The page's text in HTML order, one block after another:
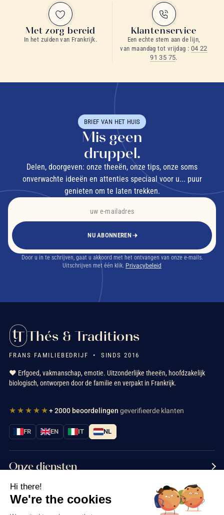
Met zorg bereid
In het zuiden van Frankrijk.
Klantenservice
Een echte stem aan de lijn,
van maandag tot vrijdag : 04 22
91 35 75.
BRIEF VAN HET HUIS
Mis geen
druppel.
Delen, doorgeven: onze theeën, onze tips, onze soms
onverwachte ideeën en attenties speciaal voor u... puur
genieten om te laten trekken.
NU ABONNEREN
Door u in te schrijven, gaat u akkoord met het ontvangen van onze e-mails.
Uitschrijven met één klik. Privacybeleid
Thés & Traditions
FRANS FAMILIEBEDRIJF • SINDS 2016
❤️ Erfgoed, vakmanschap, emotie. Uitzonderlijke theeën, hoofdzakelijk
biologisch, ontworpen door de familie en verpakt in Frankrijk.
★★★★★+ 2000 beoordelingen geverifieerde klanten
FR EN IT NL
Onze diensten
Informatie
Hi there!
We're the cookies